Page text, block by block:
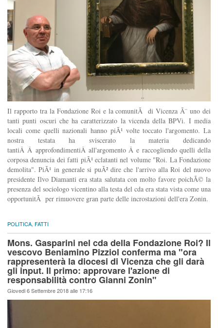
Il rapporto tra la Fondazione Roi e la comunitÃ di Vicenza Ã¨ uno dei
tanti punti oscuri che ha caratterizzato la vicenda della BPVi. I media
locali come quelli nazionali hanno piÃ¹ volte toccato l'argomento. La
nostra testata ha sviscerato la materia dedicando
tantiÂ Â approfondimentiÂ all'argomento Â e raccogliendo quelli della
corposa denuncia dei fatti piÃ¹ eclatanti nel volume "Roi. La Fondazione
demolita". PiÃ¹ in generale si puÃ² dire che l'arrivo alla Roi del nuovo
presidente Ilvo Diamanti era stata salutata con molto favore poichÃ© la
presenza del sociologo vicentino alla testa del cda era stata vista come una
opportunitÃ per rimuovere gran parte delle incrostazioni dell'era Zonin.
POLITICA FATTI
Mons. Gasparini nel cda della Fondazione Roi? Il
vescovo Beniamino Pizziol conferma ma "ora
rappresenterà la diocesi di Vicenza che gli darà
gli input. Il primo: approvare l'azione di
responsabilità contro Gianni Zonin"
Giovedi 6 Settembre 2018 alle 17:16